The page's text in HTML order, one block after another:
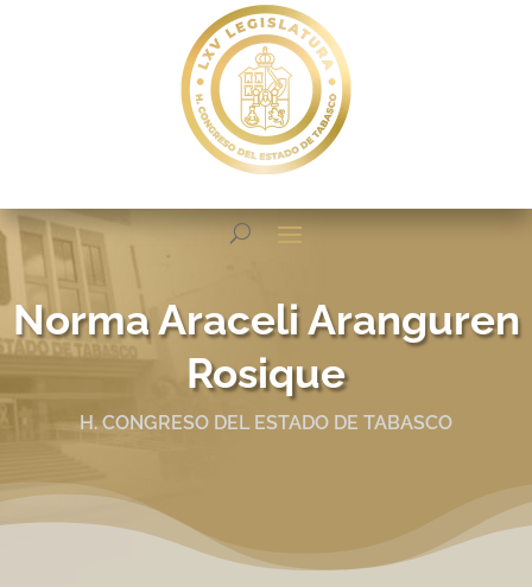
Norma Araceli Aranguren
Rosique
H. CONGRESO DEL ESTADO DE TABASCO